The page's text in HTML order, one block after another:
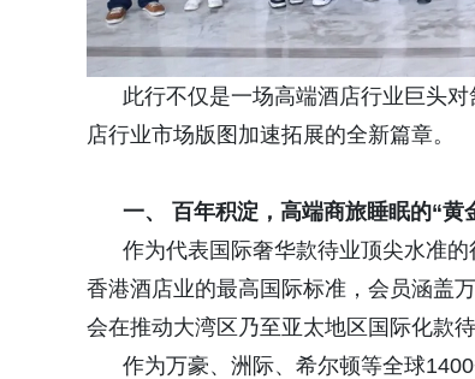
此行不仅是一场高端酒店行业巨头对
店行业市场版图加速拓展的全新篇章。
一、 百年积淀，高端商旅睡眠的“黄
作为代表国际奢华款待业顶尖水准的
香港酒店业的最高国际标准，会员涵盖
会在推动大湾区乃至亚太地区国际化款
作为万豪、洲际、希尔顿等全球